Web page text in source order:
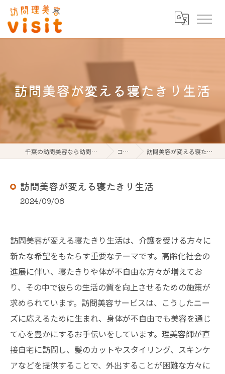
訪問美容が変える寝たきり生活
千葉の訪問美容なら訪問理美容visit コラム 訪問美容が変える寝たきり生活
訪問美容が変える寝たきり生活
2024/09/08
訪問美容が変える寝たきり生活は、介護を受ける方々に
新たな希望をもたらす重要なテーマです。高齢化社会の
進展に伴い、寝たきりや体が不自由な方々が増えてお
り、その中で彼らの生活の質を向上させるための施策が
求められています。訪問美容サービスは、こうしたニー
ズに応えるために生まれ、身体が不自由でも美容を通じ
て心を豊かにするお手伝いをしています。理美容師が直
接自宅に訪問し、髪のカットやスタイリング、スキンケ
アなどを提供することで、外出することが困難な方々に